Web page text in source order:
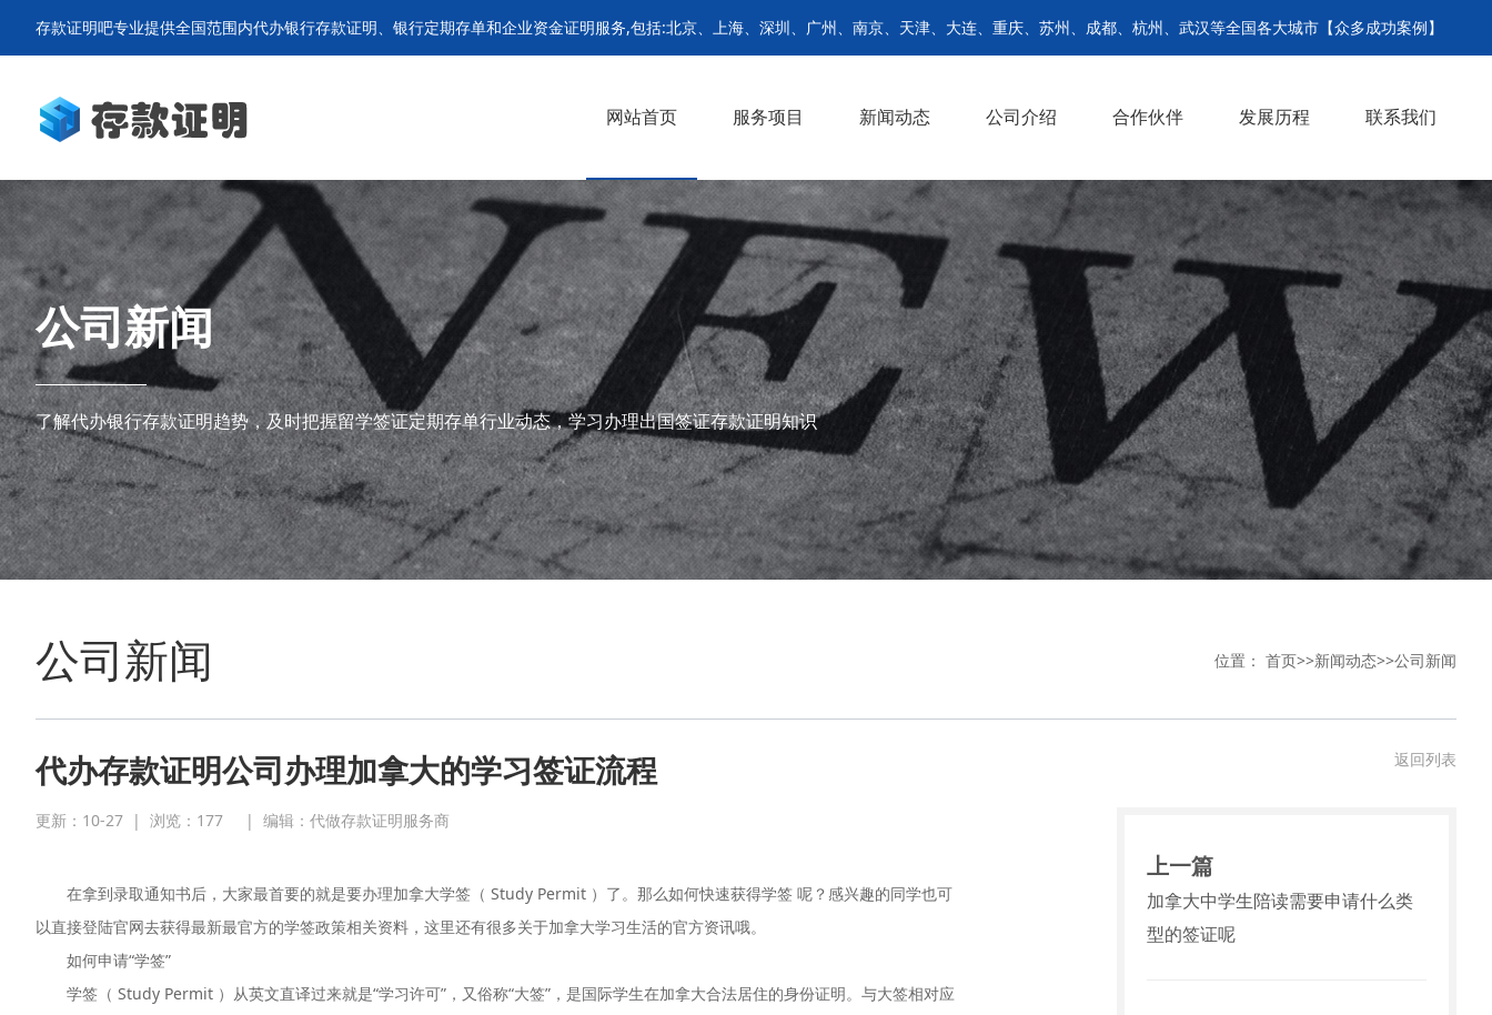
存款证明吧专业提供全国范围内代办银行存款证明、银行定期存单和企业资金证明服务,包括:北京、上海、深圳、广州、南京、天津、大连、重庆、苏州、成都、杭州、武汉等全国各大城市【众多成功案例】
网站首页 服务项目
个人留学存款证明
出国签证存款证明
企业资金证明文件
个人留学资信证明
留学签证定期存单
企业单位存款证明
新闻动态
公司新闻
行业动态
公司介绍
准备材料
操作流程
合作伙伴 发展历程 联系我们
公司新闻
了解代办银行存款证明趋势，及时把握留学签证定期存单行业动态，学习办理出国签证存款证明知识
公司新闻 位置： 首页>>新闻动态>>公司新闻
代办存款证明公司办理加拿大的学习签证流程
更新：10-27 | 浏览： 177 | 编辑：代做存款证明服务商
在拿到录取通知书后，大家最首要的就是要办理加拿大学签（ Study Permit ）了。那么如何快速获得学签 呢？感兴趣的同学也可
以直接登陆官网去获得最新最官方的学签政策相关资料，这里还有很多关于加拿大学习生活的官方资讯哦。
如何申请“学签”
学签（ Study Permit ）从英文直译过来就是“学习许可”，又俗称“大签”，是国际学生在加拿大合法居住的身份证明。与大签相对应
返回列表
上一篇
加拿大中学生陪读需要申请什么类
型的签证呢